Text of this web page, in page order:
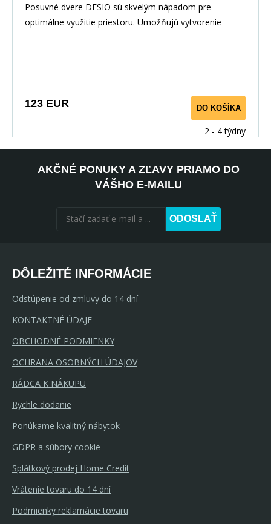
Posuvné dvere DESIO sú skvelým nápadom pre
optimálne využitie priestoru. Umožňujú vytvorenie
123 EUR DO KOŠÍKA
2 - 4 týdny
AKČNÉ PONUKY A ZĽAVY PRIAMO DO
VÁŠHO E-MAILU
ODOSLAŤ
DÔLEŽITÉ INFORMÁCIE
Odstúpenie od zmluvy do 14 dní
KONTAKTNÉ ÚDAJE
OBCHODNÉ PODMIENKY
OCHRANA OSOBNÝCH ÚDAJOV
RÁDCA K NÁKUPU
Rychle dodanie
Ponúkame kvalitný nábytok
GDPR a súbory cookie
Splátkový prodej Home Credit
Vrátenie tovaru do 14 dní
Podmienky reklamácie tovaru